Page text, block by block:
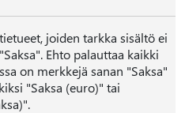
joiden tarkka sisältö ei
Ehto palauttaa kaikki
on merkkejä sanan "Saksa"
"Saksa (euro)" tai